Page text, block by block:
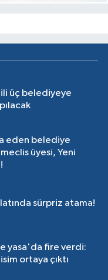
üç belediyeye
eden belediye
meclis üyesi, Yeni
sürpriz atama!
yasa'da fire verdi:
ortaya çıktı